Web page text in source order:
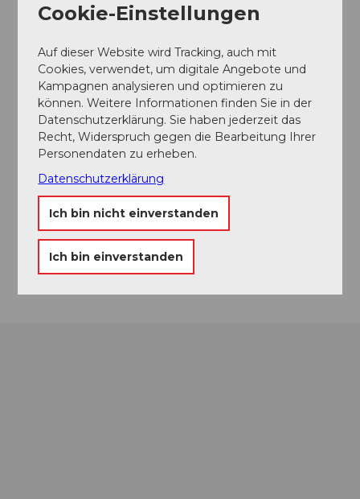
Organisation
Erlebnismacher AG - #wirsindofflinehelden
Blumenstrasse
4900Langenthal
Anreise
Cookie-Einstellungen
Auf dieser Website wird Tracking, auch mit
Cookies, verwendet, um digitale Angebote und
Kampagnen analysieren und optimieren zu
können. Weitere Informationen finden Sie in der
Datenschutzerklärung. Sie haben jederzeit das
Recht, Widerspruch gegen die Bearbeitung Ihrer
Personendaten zu erheben.
Datenschutzerklärung
Ich bin nicht einverstanden
Ich bin einverstanden